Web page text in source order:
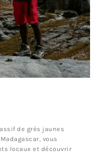
de grès jaunes
vous
locaux et découvrir